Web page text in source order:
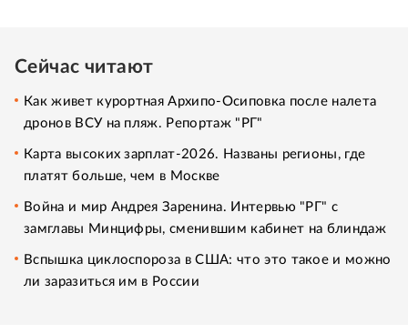
Сейчас читают
Как живет курортная Архипо-Осиповка после налета
дронов ВСУ на пляж. Репортаж "РГ"
Карта высоких зарплат-2026. Названы регионы, где
платят больше, чем в Москве
Война и мир Андрея Заренина. Интервью "РГ" с
замглавы Минцифры, сменившим кабинет на блиндаж
Вспышка циклоспороза в США: что это такое и можно
ли заразиться им в России